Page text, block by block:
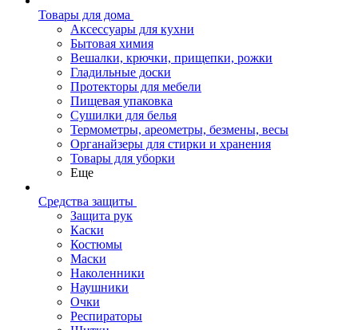
Товары для дома
Аксессуары для кухни
Бытовая химия
Вешалки, крючки, прищепки, рожки
Гладильные доски
Протекторы для мебели
Пищевая упаковка
Сушилки для белья
Термометры, ареометры, безмены, весы
Органайзеры для стирки и хранения
Товары для уборки
Еще
Средства защиты
Защита рук
Каски
Костюмы
Маски
Наколенники
Наушники
Очки
Респираторы